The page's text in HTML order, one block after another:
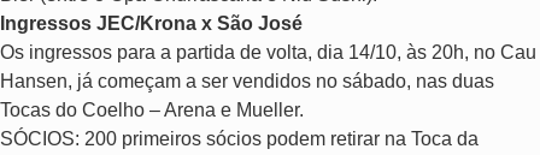
Ingressos JEC/Krona x São José
Os ingressos para a partida de volta, dia 14/10, às 20h, no Cau
Hansen, já começam a ser vendidos no sábado, nas duas
Tocas do Coelho – Arena e Mueller.
SÓCIOS: 200 primeiros sócios podem retirar na Toca da